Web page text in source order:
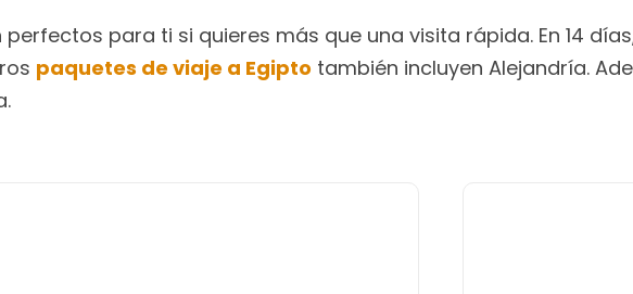
perfectos para ti si quieres más que una visita rápida. En 14
paquetes de viaje a Egipto también incluyen Alejandría.